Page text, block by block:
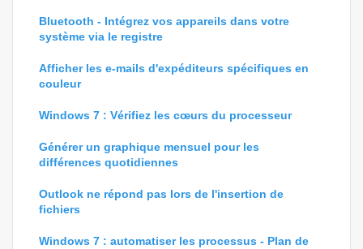
Bluetooth - Intégrez vos appareils dans votre
système via le registre
Afficher les e-mails d'expéditeurs spécifiques en
couleur
Windows 7 : Vérifiez les cœurs du processeur
Générer un graphique mensuel pour les
différences quotidiennes
Outlook ne répond pas lors de l'insertion de
fichiers
Windows 7 : automatiser les processus - Plan de